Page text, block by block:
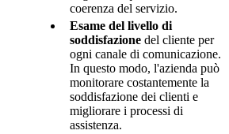
coerenza del servizio.
Esame del livello di
soddisfazione del cliente per
ogni canale di comunicazione.
In questo modo, l'azienda può
monitorare costantemente la
soddisfazione dei clienti e
migliorare i processi di
assistenza.